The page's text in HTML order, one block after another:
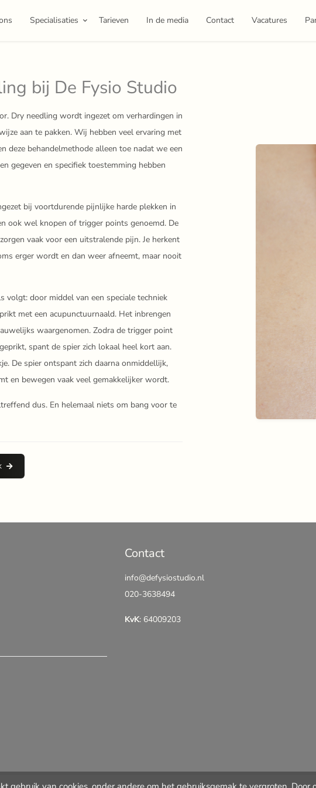
Specialisaties Tarieven In de media Contact Vacatures
bij De Fysio Studio
Dry needling wordt ingezet om verhardingen in
aan te pakken. Wij hebben veel ervaring met
deze behandelmethode alleen toe nadat we een
gegeven en specifiek toestemming hebben
bij voortdurende pijnlijke harde plekken in
ook wel knopen of trigger points genoemd. De
vaak voor een uitstralende pijn. Je herkent
erger wordt en dan weer afneemt, maar nooit
volgt: door middel van een speciale techniek
met een acupunctuurnaald. Het inbrengen
waargenomen. Zodra de trigger point
spant de spier zich lokaal heel kort aan.
De spier ontspant zich daarna onmiddellijk,
en bewegen vaak veel gemakkelijker wordt.
dus. En helemaal niets om bang voor te
Contact
info@defysiostudio.nl
020-3638494
KvK: 64009203